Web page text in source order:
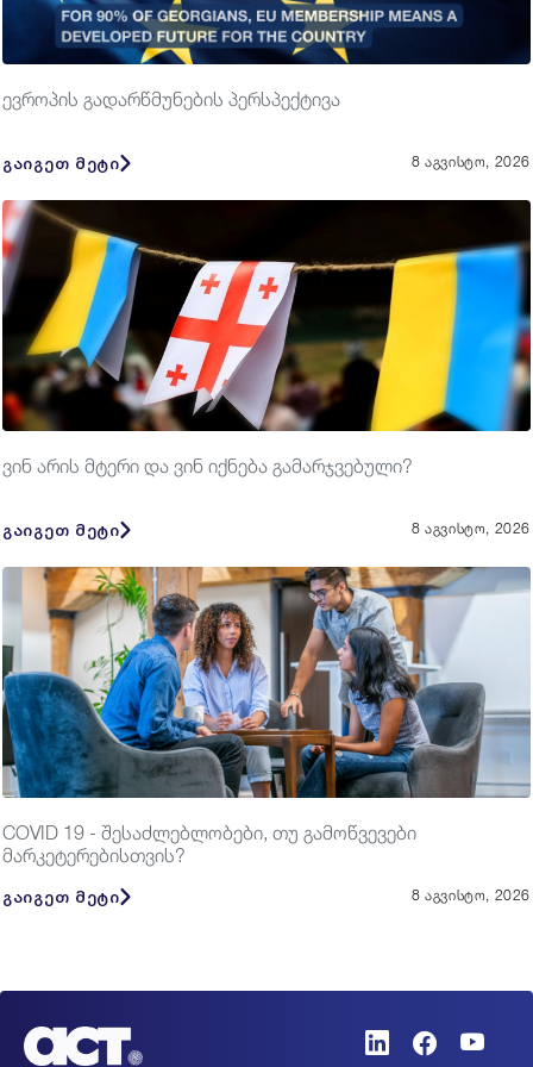
ევროპის გადარწმუნების პერსპექტივა
გაიგეთ მეტი 8 აგვისტო, 2026
ვინ არის მტერი და ვინ იქნება გამარჯვებული?
გაიგეთ მეტი 8 აგვისტო, 2026
COVID 19 - შესაძლებლობები, თუ გამოწვევები
მარკეტერებისთვის?
გაიგეთ მეტი 8 აგვისტო, 2026